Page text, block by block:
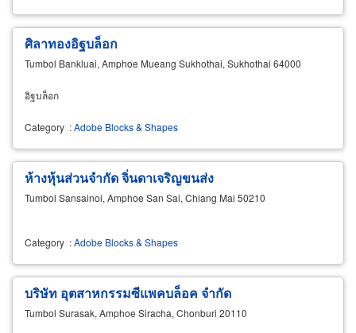
ศิลาทองอิฐบล็อก
Tumbol Bankluai, Amphoe Mueang Sukhothai, Sukhothai 64000
อิฐบล็อก
Category :Adobe Blocks & Shapes
ห้างหุ้นส่วนจำกัด จิ่นดาเจริญขนส่ง
Tumbol Sansainoi, Amphoe San Sai, Chiang Mai 50210
Category :Adobe Blocks & Shapes
บริษัท อุตสาหกรรมซีแพคบล็อค จำกัด
Tumbol Surasak, Amphoe Siracha, Chonburi 20110